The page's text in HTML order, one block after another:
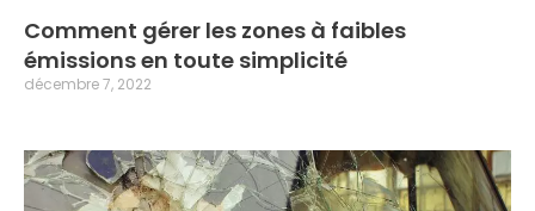
Comment gérer les zones à faibles
émissions en toute simplicité
décembre 7, 2022